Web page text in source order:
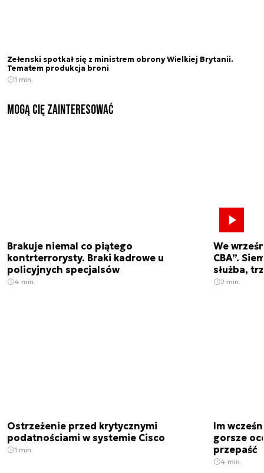
Zełenski spotkał się z ministrem obrony Wielkiej Brytanii.
Tematem produkcja broni
1 min.
Mogą Cię zainteresować
Brakuje niemal co piątego
kontrterrorysty. Braki kadrowe u
policyjnych specjalsów
4 min.
We
CBA”.
służba,
2 min.
Ostrzeżenie przed krytycznymi
podatnościami w systemie Cisco
1 min.
Im
gorsze
przepaść
4 min.